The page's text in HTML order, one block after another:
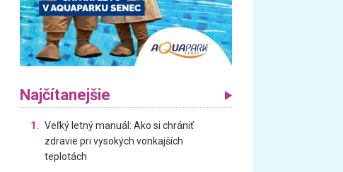
Najčítanejšie
1. Veľký letný manuál: Ako si chrániť
zdravie pri vysokých vonkajších
teplotách